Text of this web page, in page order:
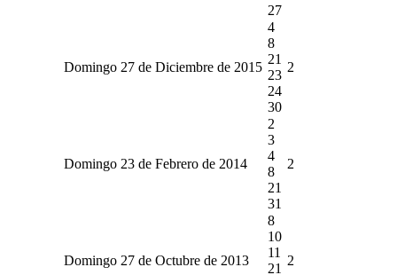
27
Domingo 27 de Diciembre de 2015
4
8
21
23
24
30
2
Domingo 23 de Febrero de 2014
2
3
4
8
21
31
2
Domingo 27 de Octubre de 2013
8
10
11
21
2